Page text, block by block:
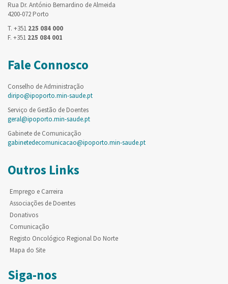
Rua Dr. António Bernardino de Almeida
4200-072 Porto
T. +351 225 084 000
F. +351 225 084 001
Fale Connosco
Conselho de Administração
diripo@ipoporto.min-saude.pt
Serviço de Gestão de Doentes
geral@ipoporto.min-saude.pt
Gabinete de Comunicação
gabinetedecomunicacao@ipoporto.min-saude.pt
Outros Links
Emprego e Carreira
Associações de Doentes
Donativos
Comunicação
Registo Oncológico Regional Do Norte
Mapa do Site
Siga-nos